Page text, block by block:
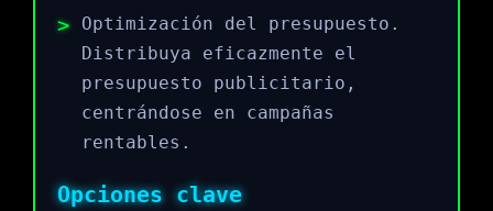
Optimización del presupuesto.
Distribuya eficazmente el
presupuesto publicitario,
centrándose en campañas
rentables.
Opciones clave